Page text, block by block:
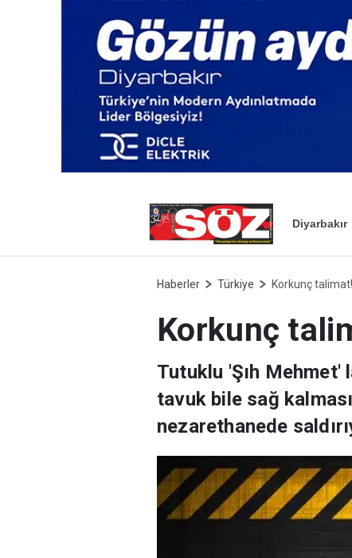
Diyarbakır
Haberler Türkiye Korkunç talimat!
Korkunç
Tutuklu 'Şıh Mehmet'
tavuk bile sağ
nezarethanede